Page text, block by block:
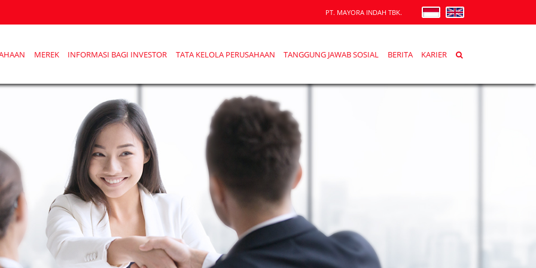
PT. MAYORA INDAH TBK.
MEREK INFORMASI BAGI INVESTOR TATA KELOLA PERUSAHAAN TANGGUNG JAWAB SOSIAL BERITA KARIER